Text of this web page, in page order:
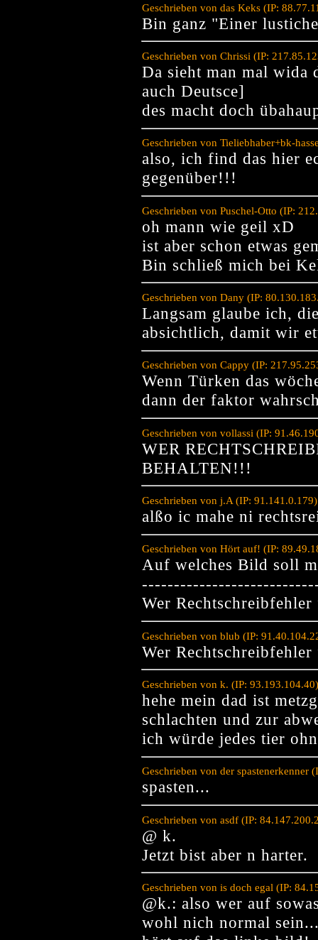
Geschrieben von das Keks (IP:
Bin ganz "Einer
Geschrieben von Chrissi (IP:
Da sieht man mal wida
auch Deutsce]
des macht doch
Geschrieben von Tieliebhaber+bk-
also, ich find das hier
gegenüber!!!
Geschrieben von Puschel-Otto (IP:
oh mann wie geil xD
ist aber schon etwas
Bin schließ mich bei
Geschrieben von Dany (IP:
Langsam glaube ich,
absichtlich, damit wir
Geschrieben von Cappy (IP:
Wenn Türken das
dann der faktor
Geschrieben von vollassi (IP:
WER
BEHALTEN!!!
Geschrieben von j.A (IP:
alßo ic mahe ni
Geschrieben von Hört auf! (IP:
Auf welches Bild soll
Wer
Geschrieben von blub (IP:
Wer
Geschrieben von k. (IP:
hehe mein dad ist
schlachten und zur
ich würde jedes tier
Geschrieben von der spastenerkenner
spasten...
Geschrieben von asdf (IP:
@ k.
Jetzt bist aber n harter.
Geschrieben von is doch egal (IP:
@k.: also wer auf
wohl nich normal